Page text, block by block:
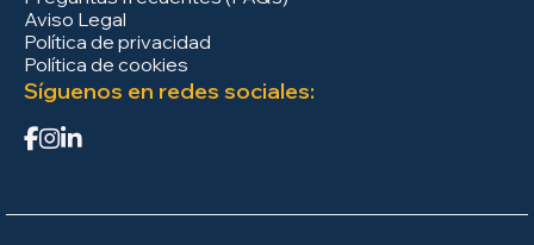
Aviso Legal
Política de privacidad
Política de cookies
Síguenos en redes sociales: